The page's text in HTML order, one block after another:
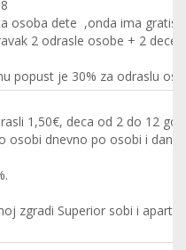
osoba dete ,onda ima gratis
2 odrasle osobe + 2 dece
popust je 30% za odraslu
1,50€, deca od 2 do 12
osobi dnevno po osobi i
zgradi Superior sobi i